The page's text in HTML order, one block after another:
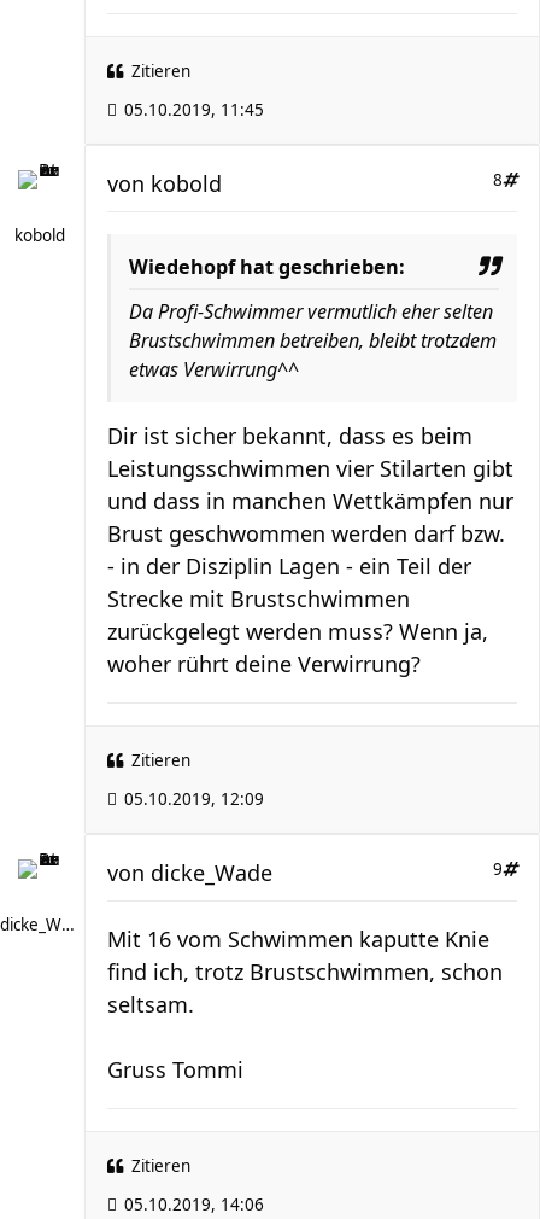
Zitieren
05.10.2019, 11:45
kobold
8
von kobold
Wiedehopf hat geschrieben:
Da Profi-Schwimmer vermutlich eher selten
Brustschwimmen betreiben, bleibt trotzdem
etwas Verwirrung^^
Dir ist sicher bekannt, dass es beim
Leistungsschwimmen vier Stilarten gibt
und dass in manchen Wettkämpfen nur
Brust geschwommen werden darf bzw.
- in der Disziplin Lagen - ein Teil der
Strecke mit Brustschwimmen
zurückgelegt werden muss? Wenn ja,
woher rührt deine Verwirrung?
Zitieren
05.10.2019, 12:09
dicke_Wade
9
von dicke_Wade
Mit 16 vom Schwimmen kaputte Knie
find ich, trotz Brustschwimmen, schon
seltsam.
Gruss Tommi
Zitieren
05.10.2019, 14:06